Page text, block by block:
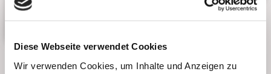
Diese Webseite verwendet Cookies
Wir verwenden Cookies, um Inhalte und Anzeigen zu
Neuwagen